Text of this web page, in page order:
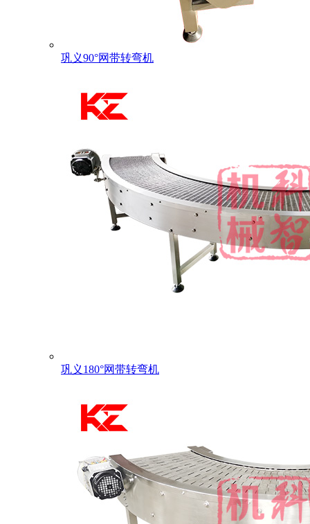
巩义90°网带转弯机
巩义180°网带转弯机